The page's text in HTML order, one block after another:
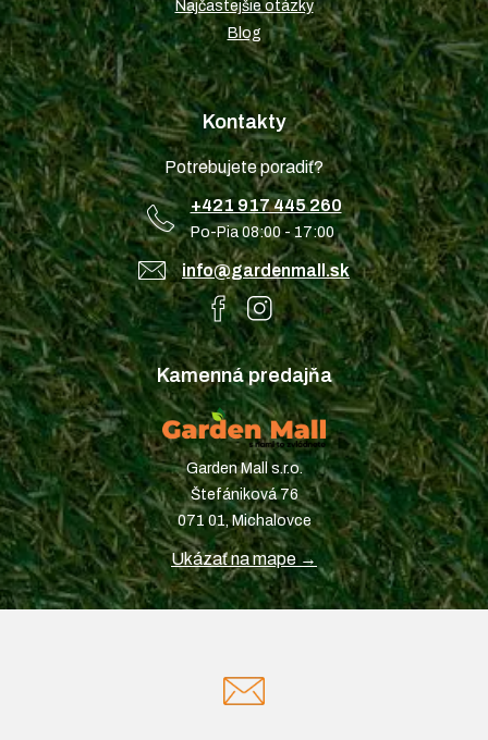
Najčastejšie otázky
Blog
Kontakty
Potrebujete poradiť?
+421 917 445 260
Po-Pia 08:00 - 17:00
info@gardenmall.sk
Kamenná predajňa
Garden Mall s.r.o.
Štefániková 76
071 01, Michalovce
Ukázať na mape →